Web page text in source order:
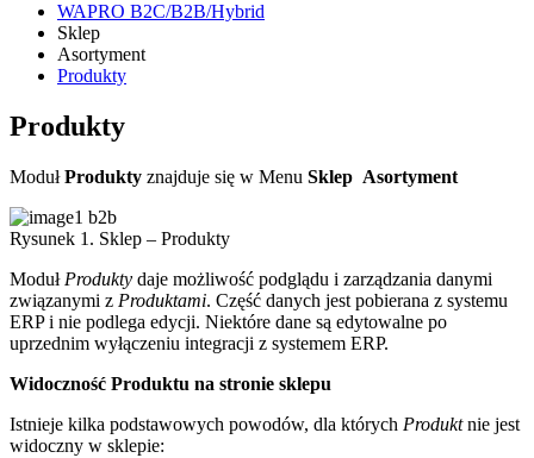
WAPRO B2C/B2B/Hybrid
Sklep
Asortyment
Produkty
Produkty
ModułProdukty znajduje się w Menu Sklep Asortyment
Rysunek 1. Sklep – Produkty
Moduł Produkty daje możliwość podglądu i zarządzania danymi
związanymi z Produktami. Część danych jest pobierana z systemu
ERP i nie podlega edycji. Niektóre dane są edytowalne po
uprzednim wyłączeniu integracji z systemem ERP.
Widoczność Produktu na stronie sklepu
Istnieje kilka podstawowych powodów, dla których Produktnie jest
widoczny w sklepie: